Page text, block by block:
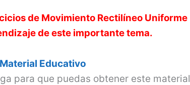
de Movimiento Rectilíneo Uniforme
de este importante tema.
Educativo
para que puedas obtener este material